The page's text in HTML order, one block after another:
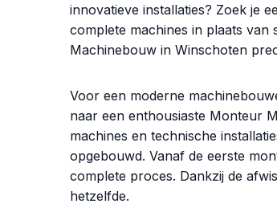
innovatieve installaties? Zoek je
complete machines in plaats
Machinebouw in Winschoten
Voor een moderne
naar een enthousiaste Monteur
machines en technische
opgebouwd. Vanaf de eerste
complete proces. Dankzij de
hetzelfde.